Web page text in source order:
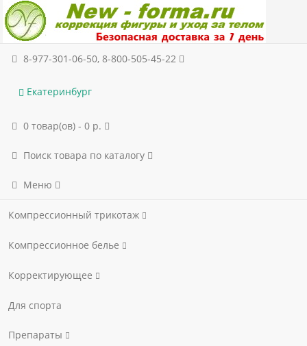
8-977-301-06-50, 8-800-505-45-22
Екатеринбург
0 товар(ов) - 0 р.
Поиск товара по каталогу
Меню
Компрессионный трикотаж
Компрессионное белье
Корректирующее
Для спорта
Препараты